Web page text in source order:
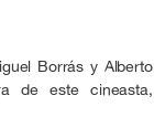
Borrás y Alberto
de este cineasta,